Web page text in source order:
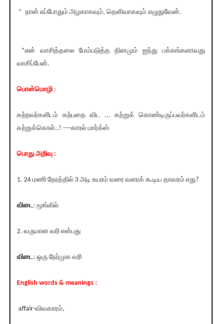
* நான் எப்போதும் அழகாகவும், தெளிவாகவும் எழுதுவேன்.
*என் வாசித்தலை மேம்படுத்த தினமும் ஐந்து பக்கங்களாவது
வாசிப்பேன்.
பொன்மொழி:
கற்றவர்களிடம் கற்பதை விட ... கற்றுக் கொண்டிருப்பவர்களிடம்
கற்றுக்கொள்..! ----காரல் மார்க்ஸ்
பொது அறிவு :
1. 24 மணி நேரத்தில் 3 அடி உயரம் வரை வளரக் கூடிய தாவரம் எது?
விடை: மூங்கில்
2. வருமான வரி என்பது
விடை: ஒரு நேர்முக வரி
English words & meanings :
affair-விவகாரம்,